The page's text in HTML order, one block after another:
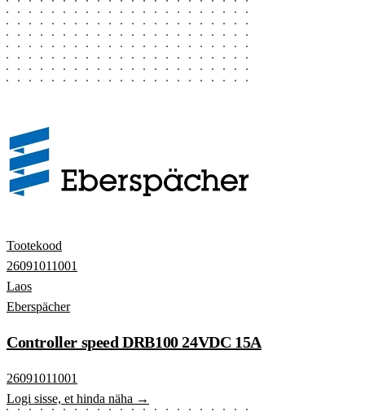
Tootekood
26091011001
Laos
Eberspächer
Controller speed DRB100 24VDC 15A
26091011001
Logi sisse, et hinda näha →